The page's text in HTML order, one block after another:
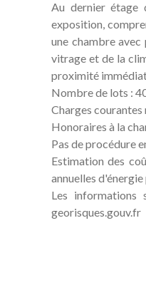
Au dernier étage
exposition,
une chambre
vitrage et de la
proximité
Nombre de lots :
Charges courantes
Honoraires à la
Pas de procédure
Estimation des
annuelles
Les informations
georisques.gouv.fr